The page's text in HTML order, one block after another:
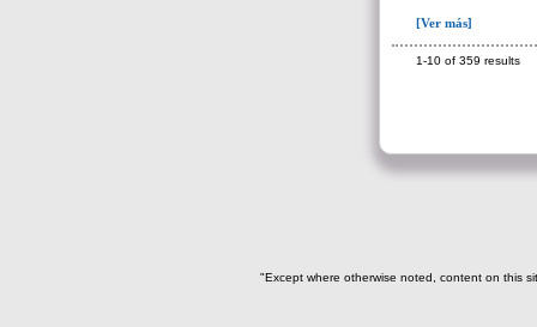
[Ver más]
1-10 of 359 results
"Except where otherwise noted, content on this